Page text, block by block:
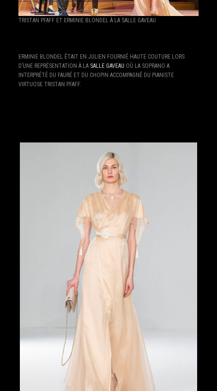
TRISTAN PFAFF ET ERMINIE BLONDEL À LA SALLE GAVEAU
ERMINIE BLONDEL ÉTAIT EN JULIEN FOURNIÉ HAUTE COUTURE LORS
D’UNE REPRÉSENTATION À LA SALLE GAVEAU OÙ LA SOPRANO A
INTERPRÉTÉ DU FAURÉ ET DU CHOPIN ACCOMPAGNÉ DU PIANISTE
VIRTUOSE TRISTAN PFAFF.